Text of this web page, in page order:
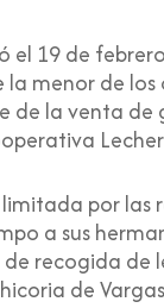
el 19 de
la menor de
la venta
por
a sus
recogida de
de